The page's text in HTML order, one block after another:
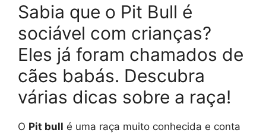
Sabia que o Pit Bull é
sociável com crianças?
Eles já foram chamados de
cães babás. Descubra
várias dicas sobre a raça!
O Pit bull é uma raça muito conhecida e conta